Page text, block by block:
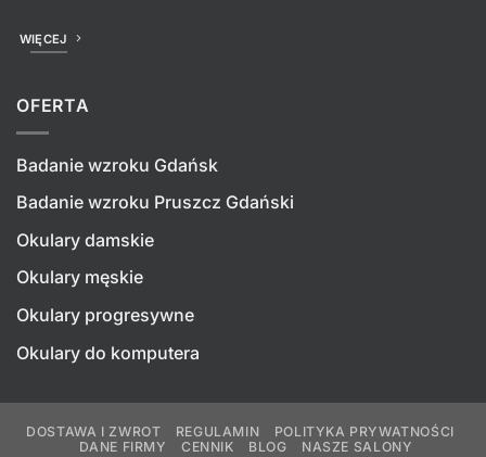
WIĘCEJ
OFERTA
Badanie wzroku Gdańsk
Badanie wzroku Pruszcz Gdański
Okulary damskie
Okulary męskie
Okulary progresywne
Okulary do komputera
DOSTAWA I ZWROT REGULAMIN
POLITYKA PRYWATNOŚCI
DANE FIRMY
CENNIK BLOG NASZE SALONY